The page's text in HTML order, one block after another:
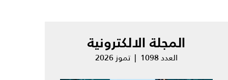
المجلة الالكترونية
العدد 1098 | تموز 2026